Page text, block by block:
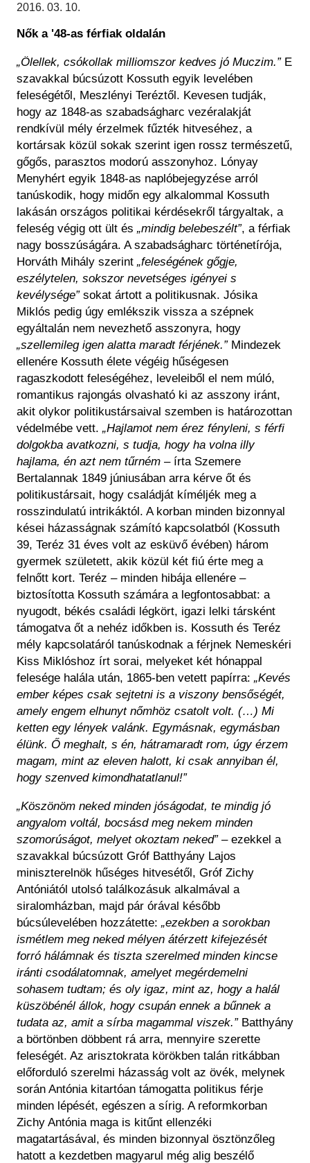
Régészet
Közérdekű adatok
Történeti Fényképtár
Éremtár
Adattár
Központi Könyvtár
2016. 03. 10.
Nők a '48-as férfiak oldalán
„Ölellek, csókollak milliomszor kedves jó Muczim.” E
szavakkal búcsúzott Kossuth egyik levelében
feleségétől, Meszlényi Teréztől. Kevesen tudják,
hogy az 1848-as szabadságharc vezéralakját
rendkívül mély érzelmek fűzték hitveséhez, a
kortársak közül sokak szerint igen rossz természetű,
gőgős, parasztos modorú asszonyhoz. Lónyay
Menyhért egyik 1848-as naplóbejegyzése arról
tanúskodik, hogy midőn egy alkalommal Kossuth
lakásán országos politikai kérdésekről tárgyaltak, a
feleség végig ott ült és „mindig belebeszélt”, a férfiak
nagy bosszúságára. A szabadságharc történetírója,
Horváth Mihály szerint „feleségének gőgje,
eszélytelen, sokszor nevetséges igényei s
kevélysége”sokat ártott a politikusnak. Jósika
Miklós pedig úgy emlékszik vissza a szépnek
egyáltalán nem nevezhető asszonyra, hogy
„szellemileg igen alatta maradt férjének.”Mindezek
ellenére Kossuth élete végéig hűségesen
ragaszkodott feleségéhez, leveleiből el nem múló,
romantikus rajongás olvasható ki az asszony iránt,
akit olykor politikustársaival szemben is határozottan
védelmébe vett. „Hajlamot nem érez fényleni, s férfi
dolgokba avatkozni, s tudja, hogy ha volna illy
hajlama, én azt nem tűrném – írta Szemere
Bertalannak 1849 júniusában arra kérve őt és
politikustársait, hogy családját kíméljék meg a
rosszindulatú intrikáktól. A korban minden bizonnyal
kései házasságnak számító kapcsolatból (Kossuth
39, Teréz 31 éves volt az esküvő évében) három
gyermek született, akik közül két fiú érte meg a
felnőtt kort. Teréz – minden hibája ellenére –
biztosította Kossuth számára a legfontosabbat: a
nyugodt, békés családi légkört, igazi lelki társként
támogatva őt a nehéz időkben is. Kossuth és Teréz
mély kapcsolatáról tanúskodnak a férjnek Nemeskéri
Kiss Miklóshoz írt sorai, melyeket két hónappal
felesége halála után, 1865-ben vetett papírra: „Kevés
ember képes csak sejtetni is a viszony bensőségét,
amely engem elhunyt nőmhöz csatolt volt. (…) Mi
ketten egy lények valánk. Egymásnak, egymásban
élünk. Ő meghalt, s én, hátramaradt rom, úgy érzem
magam, mint az eleven halott, ki csak annyiban él,
hogy szenved kimondhatatlanul!”
„Köszönöm neked minden jóságodat, te mindig jó
angyalom voltál, bocsásd meg nekem minden
szomorúságot, melyet okoztam neked” – ezekkel a
szavakkal búcsúzott Gróf Batthyány Lajos
miniszterelnök hűséges hitvesétől, Gróf Zichy
Antóniától utolsó találkozásuk alkalmával a
siralomházban, majd pár órával később
búcsúlevelében hozzátette: „ezekben a sorokban
ismétlem meg neked mélyen átérzett kifejezését
forró hálámnak és tiszta szerelmed minden kincse
iránti csodálatomnak, amelyet megérdemelni
sohasem tudtam; és oly igaz, mint az, hogy a halál
küszöbénél állok, hogy csupán ennek a bűnnek a
tudata az, amit a sírba magammal viszek.” Batthyány
a börtönben döbbent rá arra, mennyire szerette
feleségét. Az arisztokrata körökben talán ritkábban
előforduló szerelmi házasság volt az övék, melynek
során Antónia kitartóan támogatta politikus férje
minden lépését, egészen a sírig. A reformkorban
Zichy Antónia maga is kitűnt ellenzéki
magatartásával, és minden bizonnyal ösztönzőleg
hatott a kezdetben magyarul még alig beszélő